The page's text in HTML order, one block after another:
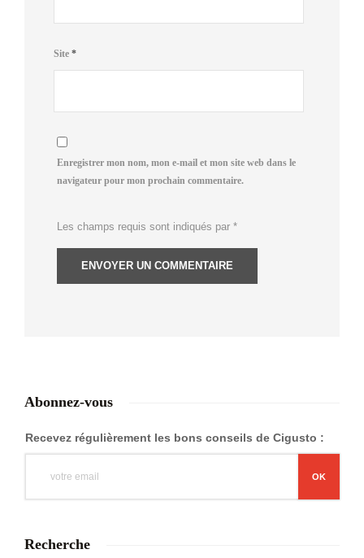
Site *
Enregistrer mon nom, mon e-mail et mon site web dans le
navigateur pour mon prochain commentaire.
Les champs requis sont indiqués par *
Abonnez-vous
Recevez régulièrement les bons conseils de Cigusto :
Recherche